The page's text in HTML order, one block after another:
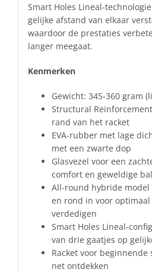
Smart Holes Lineal-
gelijke afstand van elkaar
waardoor de prestaties
langer meegaat.
Kenmerken
Gewicht: 345-360 gram
Structural
rand van het racket
EVA-rubber met lage
met een zwarte dop
Glasvezel voor een
comfort en geweldige
All-round hybride
en rond in voor
verdedigen
Smart Holes Lineal-
van drie gaatjes op
Racket voor
net ontdekken